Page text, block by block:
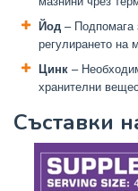
Йод – Подпомага
регулирането на
Цинк –
хранителни
Съставки